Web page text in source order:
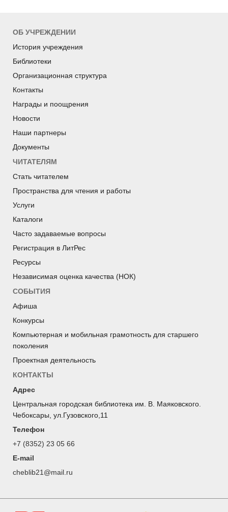
ОБ УЧРЕЖДЕНИИ
История учреждения
Библиотеки
Организационная структура
Контакты
Награды и поощрения
Новости
Наши партнеры
Документы
ЧИТАТЕЛЯМ
Стать читателем
Пространства для чтения и работы
Услуги
Каталоги
Часто задаваемые вопросы
Регистрация в ЛитРес
Ресурсы
Независимая оценка качества (НОК)
СОБЫТИЯ
Афиша
Конкурсы
Компьютерная и мобильная грамотность для старшего
поколения
Проектная деятельность
КОНТАКТЫ
Адрес
Центральная городская библиотека им. В. Маяковского.
Чебоксары, ул.Гузовского,11
Телефон
+7 (8352) 23 05 66
E-mail
cheblib21@mail.ru